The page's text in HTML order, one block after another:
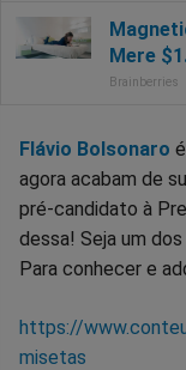
Flávio Bolsonaro
agora acabam de
pré-candidato à
dessa! Seja um
Para conhecer e
https://
misetas